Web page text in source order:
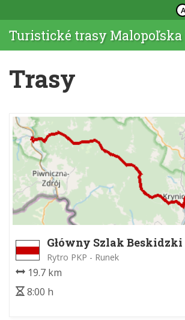
Turistické trasy Malopoľska
Trasy
Główny Szlak Beskidzki
Rytro PKP - Runek
19.7 km
8:00 h